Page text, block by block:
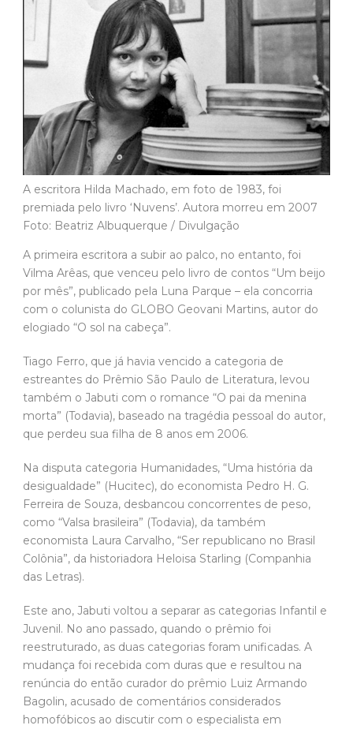
A escritora Hilda Machado, em foto de 1983, foi
premiada pelo livro ‘Nuvens’. Autora morreu em 2007
Foto: Beatriz Albuquerque / Divulgação
A primeira escritora a subir ao palco, no entanto, foi
Vilma Arêas, que venceu pelo livro de contos “Um beijo
por mês”, publicado pela Luna Parque – ela concorria
com o colunista do GLOBO Geovani Martins, autor do
elogiado “O sol na cabeça”.
Tiago Ferro, que já havia vencido a categoria de
estreantes do Prêmio São Paulo de Literatura, levou
também o Jabuti com o romance “O pai da menina
morta” (Todavia), baseado na tragédia pessoal do autor,
que perdeu sua filha de 8 anos em 2006.
Na disputa categoria Humanidades, “Uma história da
desigualdade” (Hucitec), do economista Pedro H. G.
Ferreira de Souza, desbancou concorrentes de peso,
como “Valsa brasileira” (Todavia), da também
economista Laura Carvalho, “Ser republicano no Brasil
Colônia”, da historiadora Heloisa Starling (Companhia
das Letras).
Este ano, Jabuti voltou a separar as categorias Infantil e
Juvenil. No ano passado, quando o prêmio foi
reestruturado, as duas categorias foram unificadas. A
mudança foi recebida com duras que e resultou na
renúncia do então curador do prêmio Luiz Armando
Bagolin, acusado de comentários considerados
homofóbicos ao discutir com o especialista em